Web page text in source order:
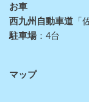
お車
西九州自動車道 「
駐車場 ：4台
マップ